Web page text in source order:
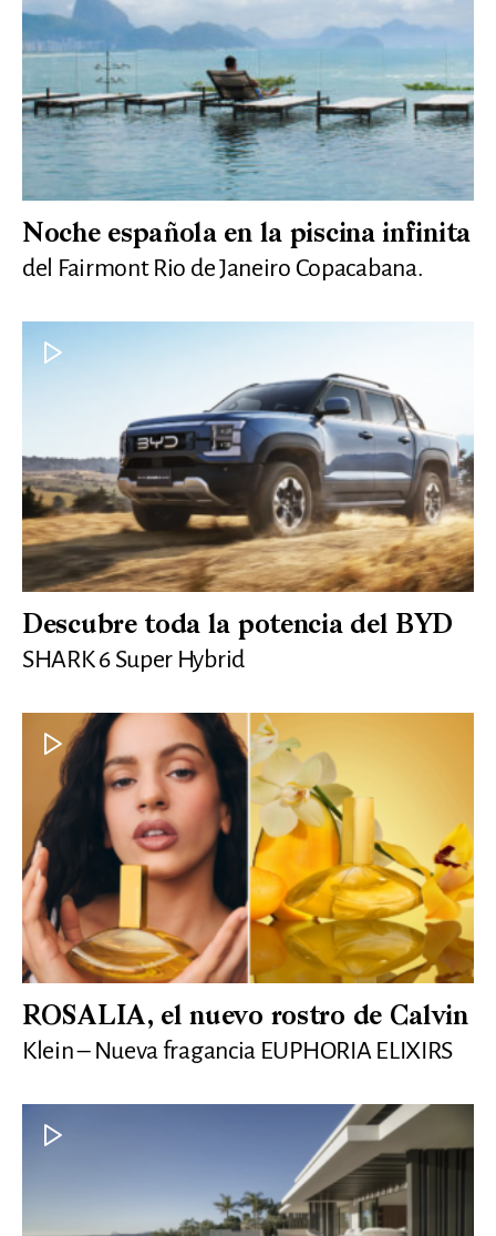
Noche española en la piscina infinita
del Fairmont Rio de Janeiro Copacabana.
Descubre toda la potencia del BYD
SHARK 6 Super Hybrid
ROSALIA, el nuevo rostro de Calvin
Klein – Nueva fragancia EUPHORIA ELIXIRS